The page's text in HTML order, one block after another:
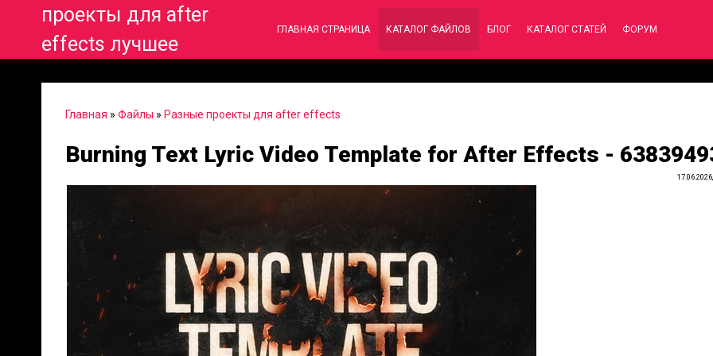
проекты для after
effects лучшее
ГЛАВНАЯ СТРАНИЦА КАТАЛОГ ФАЙЛОВ БЛОГ КАТАЛОГ СТАТЕЙ ФОРУМ
Главная » Файлы » Разные проекты для after effects
Burning Text Lyric Video Template for After Effects -